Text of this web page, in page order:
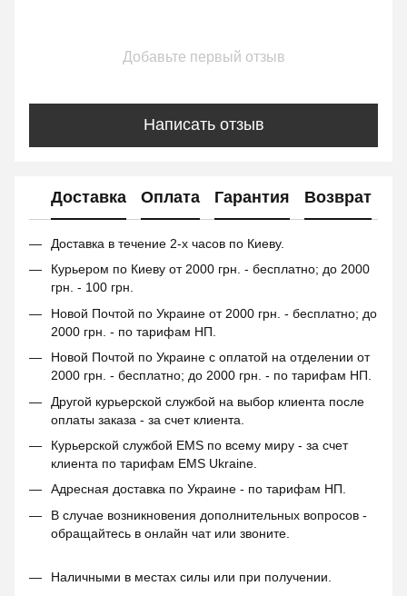
Добавьте первый отзыв
Написать отзыв
Доставка Оплата Гарантия Возврат
Доставка в течение 2-х часов по Киеву.
Курьером по Киеву от 2000 грн. - бесплатно; до 2000
грн. - 100 грн.
Новой Почтой по Украине от 2000 грн. - бесплатно; до
2000 грн. - по тарифам НП.
Новой Почтой по Украине с оплатой на отделении от
2000 грн. - бесплатно; до 2000 грн. - по тарифам НП.
Другой курьерской службой на выбор клиента после
оплаты заказа - за счет клиента.
Курьерской службой EMS по всему миру - за счет
клиента по тарифам EMS Ukraine.
Адресная доставка по Украине - по тарифам НП.
В случае возникновения дополнительных вопросов -
обращайтесь в онлайн чат или звоните.
Наличными в местах силы или при получении.